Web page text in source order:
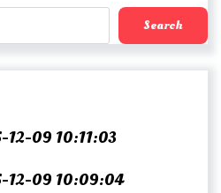
Search
12-09 10:11:03
12-09 10:09:04